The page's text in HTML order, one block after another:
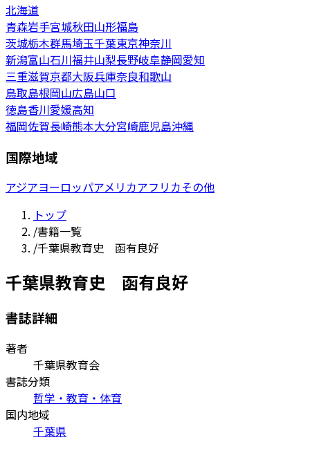
北海道
青森岩手宮城秋田山形福島
茨城栃木群馬埼玉千葉東京神奈川
新潟富山石川福井山梨長野岐阜静岡愛知
三重滋賀京都大阪兵庫奈良和歌山
鳥取島根岡山広島山口
徳島香川愛媛高知
福岡佐賀長崎熊本大分宮崎鹿児島沖縄
国際地域
アジアヨーロッパアメリカアフリカその他
トップ
/書籍一覧
/千葉県教育史 函有良好
千葉県教育史 函有良好
書誌詳細
著者
千葉県教育会
書誌分類
哲学・教育・体育
国内地域
千葉県